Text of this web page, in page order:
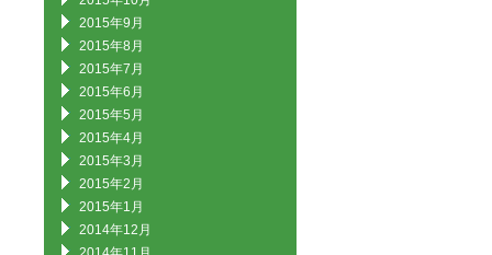
2015年9月
2015年8月
2015年7月
2015年6月
2015年5月
2015年4月
2015年3月
2015年2月
2015年1月
2014年12月